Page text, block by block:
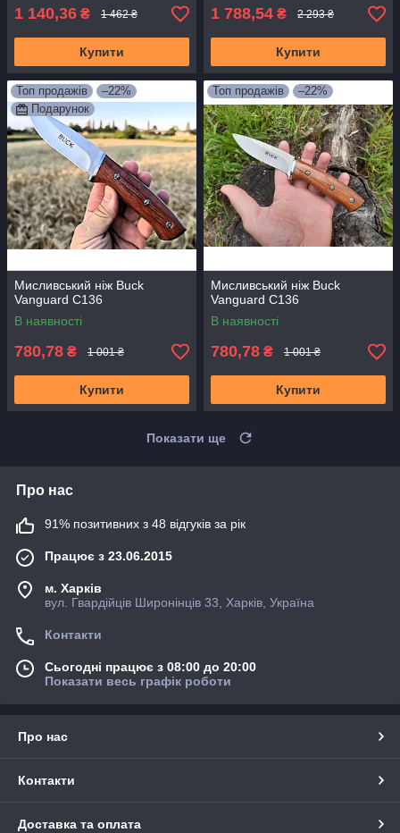
1 140,36 ₴ 1 462 ₴
Купити
1 788,54 ₴ 2 293 ₴
Купити
Топ продажів
–22%
Подарунок
Мисливський ніж Buck
Vanguard С136
В наявності
780,78 ₴ 1 001 ₴
Купити
Топ продажів –22%
Мисливський ніж Buck
Vanguard С136
В наявності
780,78 ₴ 1 001 ₴
Купити
Показати ще
Про нас
91% позитивних з 48 відгуків за рік
Працює з 23.06.2015
м. Харків
вул. Гвардійців Широнінців 33, Харків, Україна
Контакти
Сьогодні працює з 08:00 до 20:00
Показати весь графік роботи
Про нас
Контакти
Доставка та оплата